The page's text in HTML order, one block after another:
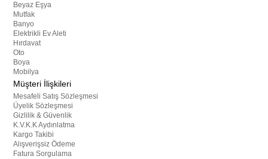
Beyaz Eşya
Mutfak
Banyo
Elektrikli Ev Aleti
Hırdavat
Oto
Boya
Mobilya
Müşteri İlişkileri
Mesafeli Satış Sözleşmesi
Üyelik Sözleşmesi
Gizlilik & Güvenlik
K.V.K.K Aydınlatma
Kargo Takibi
Alışverişsiz Ödeme
Fatura Sorgulama